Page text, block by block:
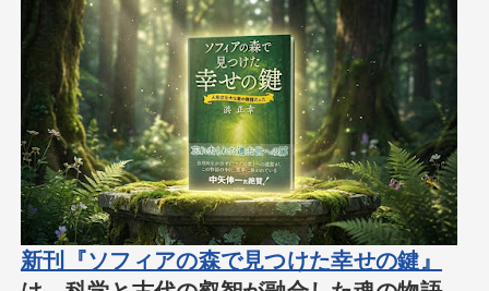
新刊『ソフィアの森で見つけた幸せの鍵』